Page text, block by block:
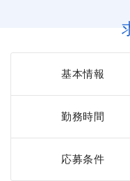
基本情報
勤務時間
応募条件